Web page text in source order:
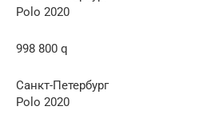
Polo 2020
998 800 q
Санкт-Петербург
Polo 2020